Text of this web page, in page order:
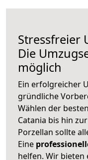
Stressfreier
Die
möglich
Ein erfolgreicher
gründliche
Wählen der
Catania bis hin
Porzellan sollte
Eine
helfen. Wir bieten